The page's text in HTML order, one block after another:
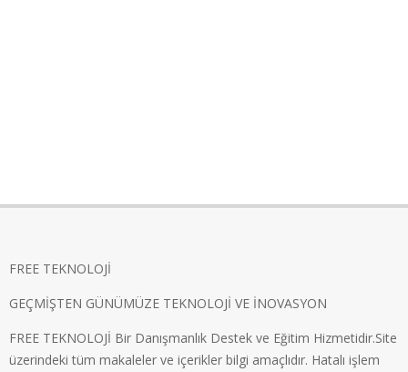
FREE TEKNOLOJİ
GEÇMİŞTEN GÜNÜMÜZE TEKNOLOJİ VE İNOVASYON
FREE TEKNOLOJİ Bir Danışmanlık Destek ve Eğitim Hizmetidir.Site
üzerindeki tüm makaleler ve içerikler bilgi amaçlıdır. Hatalı işlem